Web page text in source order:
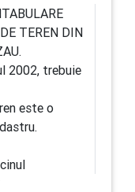
TEREN DIN
2002, trebuie
este o